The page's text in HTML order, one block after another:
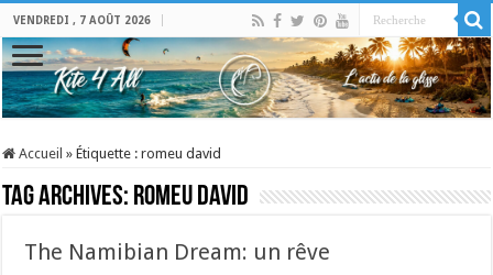
VENDREDI , 7 AOÛT 2026
Accueil » Étiquette :romeu david
Tag Archives: romeu david
The Namibian Dream: un rêve